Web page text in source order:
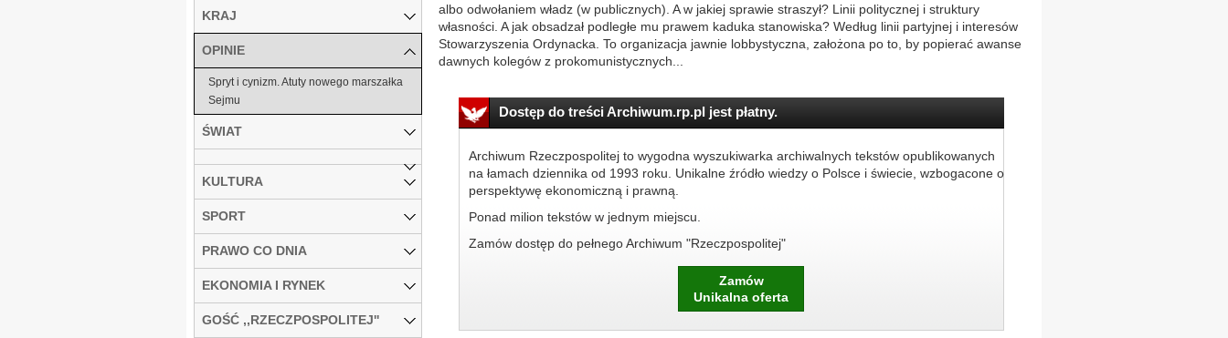
albo odwołaniem władz (w publicznych). A w jakiej sprawie straszył? Linii politycznej i struktury
własności. A jak obsadzał podległe mu prawem kaduka stanowiska? Według linii partyjnej i interesów
Stowarzyszenia Ordynacka. To organizacja jawnie lobbystyczna, założona po to, by popierać awanse
dawnych kolegów z prokomunistycznych...
Dostęp do treści Archiwum.rp.pl jest płatny.
Archiwum Rzeczpospolitej to wygodna wyszukiwarka archiwalnych tekstów opublikowanych
na łamach dziennika od 1993 roku. Unikalne źródło wiedzy o Polsce i świecie, wzbogacone o
perspektywę ekonomiczną i prawną.
Ponad milion tekstów w jednym miejscu.
Zamów dostęp do pełnego Archiwum "Rzeczpospolitej"
Zamów
Unikalna oferta
KRAJ
OPINIE
Spryt i cynizm. Atuty nowego marszałka
Sejmu
ŚWIAT
KULTURA
SPORT
PRAWO CO DNIA
EKONOMIA I RYNEK
GOŚĆ ,,RZECZPOSPOLITEJ''